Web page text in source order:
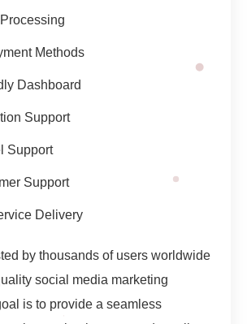
Methods
Dashboard
Support
Support
Support
Delivery
by thousands of users worldwide
social media marketing
is to provide a seamless